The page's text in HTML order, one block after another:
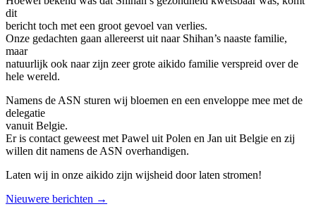
dit
bericht toch met een groot gevoel van verlies.
Onze gedachten gaan allereerst uit naar Shihan’s naaste familie,
maar
natuurlijk ook naar zijn zeer grote aikido familie verspreid over de
hele wereld.
Namens de ASN sturen wij bloemen en een enveloppe mee met de
delegatie
vanuit Belgie.
Er is contact geweest met Pawel uit Polen en Jan uit Belgie en zij
willen dit namens de ASN overhandigen.
Laten wij in onze aikido zijn wijsheid door laten stromen!
Nieuwere berichten →